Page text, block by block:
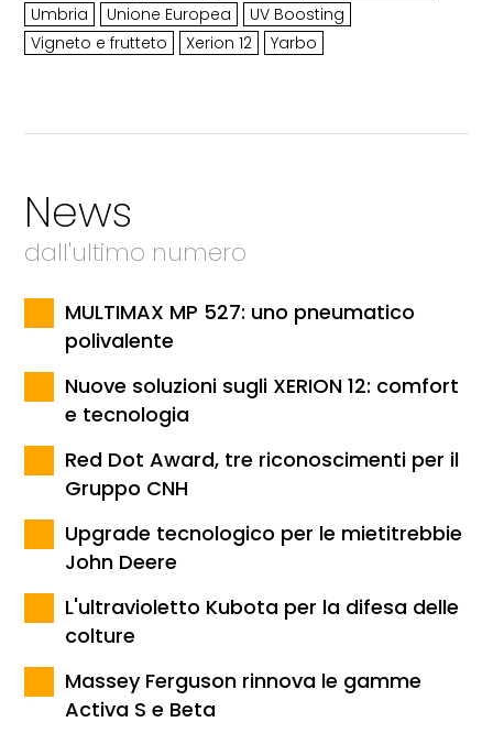
Umbria
Unione Europea
UV Boosting
Vigneto e frutteto
Xerion 12 Yarbo
News
dall'ultimo numero
MULTIMAX MP 527: uno pneumatico
polivalente
Nuove soluzioni sugli XERION 12: comfort
e tecnologia
Red Dot Award, tre riconoscimenti per il
Gruppo CNH
Upgrade tecnologico per le mietitrebbie
John Deere
L'ultravioletto Kubota per la difesa delle
colture
Massey Ferguson rinnova le gamme
Activa S e Beta